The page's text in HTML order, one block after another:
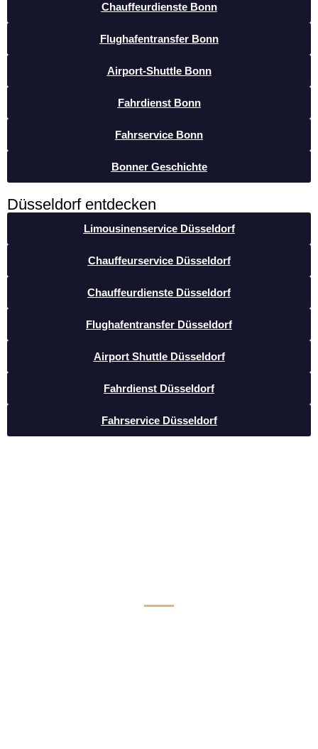
Chauffeurdienste Bonn
Flughafentransfer Bonn
Airport-Shuttle Bonn
Fahrdienst Bonn
Fahrservice Bonn
Bonner Geschichte
Düsseldorf entdecken
Limousinenservice Düsseldorf
Chauffeurservice Düsseldorf
Chauffeurdienste Düsseldorf
Flughafentransfer Düsseldorf
Airport Shuttle Düsseldorf
Fahrdienst Düsseldorf
Fahrservice Düsseldorf